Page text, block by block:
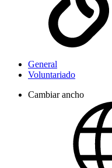
General
Voluntariado
Cambiar ancho